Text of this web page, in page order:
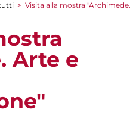
> Visita alla mostra "Archimede.
Arte e